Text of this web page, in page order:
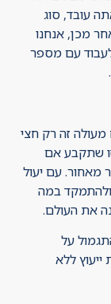
עובד, סוג
מכן, אנחנו
עם מספר
זה רק חצי
שתקבע אם
עם יעול
ולהתמקד במה
את העולם.
על
ללא